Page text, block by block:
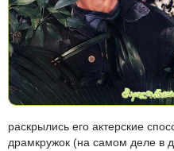
раскрылись его актерские
драмкружок (на самом деле в